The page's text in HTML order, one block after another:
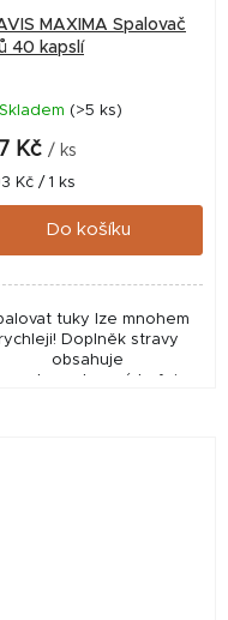
MAXIMA Spalovač
40 kapslí
Skladem (>5 ks)
Kč / ks
Kč / 1 ks
Do košíku
tuky lze mnohem
Doplněk stravy
obsahuje
kofein s